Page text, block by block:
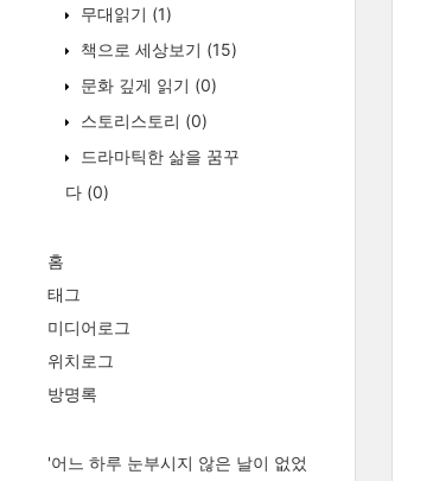
무대읽기 (1)
책으로 세상보기 (15)
문화 깊게 읽기 (0)
스토리스토리 (0)
드라마틱한 삶을 꿈꾸
다 (0)
홈
태그
미디어로그
위치로그
방명록
'어느 하루 눈부시지 않은 날이 없었